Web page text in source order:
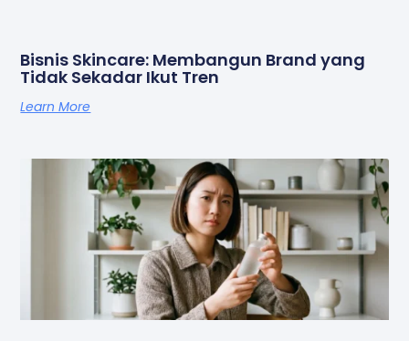
Bisnis Skincare: Membangun Brand yang
Tidak Sekadar Ikut Tren
Learn More